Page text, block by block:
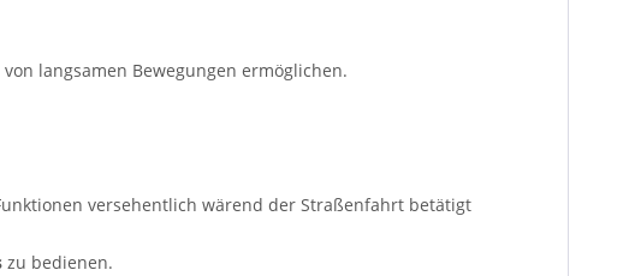
langsamen Bewegungen ermöglichen.
versehentlich wärend der Straßenfahrt betätigt
zu bedienen.